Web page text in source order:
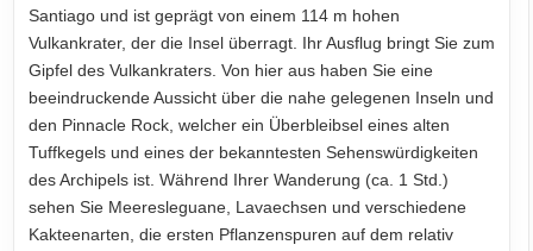
Santiago und ist geprägt von einem 114 m hohen
Vulkankrater, der die Insel überragt. Ihr Ausflug bringt Sie zum
Gipfel des Vulkankraters. Von hier aus haben Sie eine
beeindruckende Aussicht über die nahe gelegenen Inseln und
den Pinnacle Rock, welcher ein Überbleibsel eines alten
Tuffkegels und eines der bekanntesten Sehenswürdigkeiten
des Archipels ist. Während Ihrer Wanderung (ca. 1 Std.)
sehen Sie Meeresleguane, Lavaechsen und verschiedene
Kakteenarten, die ersten Pflanzenspuren auf dem relativ